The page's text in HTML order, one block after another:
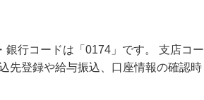
行コードは「0174」です。 支店コー
先登録や給与振込、口座情報の確認時